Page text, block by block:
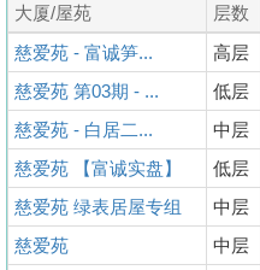
大厦/屋苑 层数
慈爱苑 - 富诚笋...
高层
慈爱苑 第03期 - ...
低层
慈爱苑 - 白居二...
中层
慈爱苑 【富诚实盘】
低层
慈爱苑 绿表居屋专组
中层
慈爱苑
中层